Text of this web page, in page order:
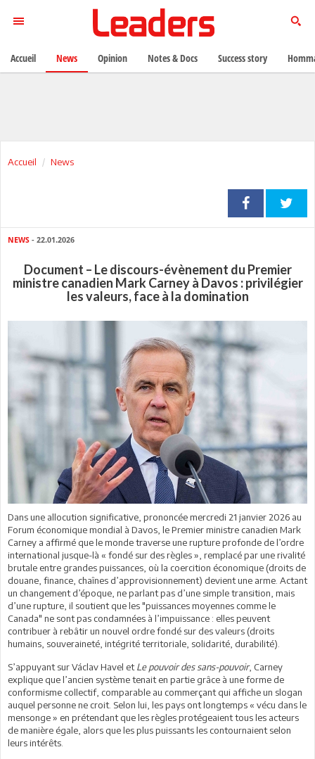
Accueil News
NEWS - 22.01.2026
Document – Le discours-évènement du Premier
ministre canadien Mark Carney à Davos : privilégier
les valeurs, face à la domination
Dans une allocution significative, prononcée mercredi 21 janvier 2026 au
Forum économique mondial à Davos, le Premier ministre canadien Mark
Carney a affirmé que le monde traverse une rupture profonde de l’ordre
international jusque-là « fondé sur des règles », remplacé par une rivalité
brutale entre grandes puissances, où la coercition économique (droits de
douane, finance, chaînes d’approvisionnement) devient une arme. Actant
un changement d’époque, ne parlant pas d’une simple transition, mais
d’une rupture, il soutient que les "puissances moyennes comme le
Canada" ne sont pas condamnées à l’impuissance : elles peuvent
contribuer à rebâtir un nouvel ordre fondé sur des valeurs (droits
humains, souveraineté, intégrité territoriale, solidarité, durabilité).
S’appuyant sur Václav Havel etLe pouvoir des sans-pouvoir, Carney
explique que l’ancien système tenait en partie grâce à une forme de
conformisme collectif, comparable au commerçant qui affiche un slogan
auquel personne ne croit. Selon lui, les pays ont longtemps « vécu dans le
mensonge » en prétendant que les règles protégeaient tous les acteurs
de manière égale, alors que les plus puissants les contournaient selon
leurs intérêts.
Accueil News Opinion Notes & Docs Success story